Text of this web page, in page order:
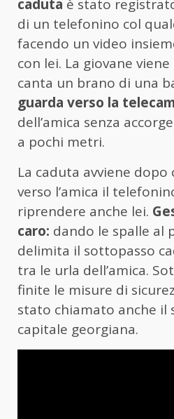
caduta è stato
di un telefonino col
facendo un video
con lei. La giovane
canta un brano di una
guarda verso la
dell’amica senza
a pochi metri.
La caduta avviene dopo
verso l’amica il
riprendere anche lei.
caro: dando le spalle al
delimita il sottopasso
tra le urla dell’amica.
finite le misure di
stato chiamato anche il
capitale georgiana.